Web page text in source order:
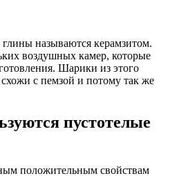
называются керамзитом.
воздушных камер, которые
Шарики из этого
с пемзой и потому так же
пустотелые
положительным свойствам